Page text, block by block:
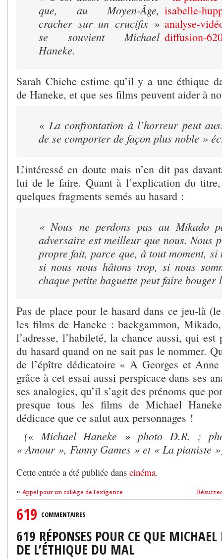
que, au Moyen-Âge,
cracher sur un crucifix »
se souvient Michael
Haneke.
Sarah Chiche estime qu’il y a une éthique
de Haneke, et que ses films peuvent aider à
« La confrontation à l’horreur peut
de se comporter de façon plus noble »
L’intéressé en doute mais n’en dit pas
lui de le faire. Quant à l’explication du
quelques fragments semés au hasard :
« Nous ne perdons pas au Mikado
adversaire est meilleur que nous. Nous
propre fait, parce que, à tout moment, si
si nous nous hâtons trop, si nous
chaque petite baguette peut faire bouger
Pas de place pour le hasard dans ce jeu-là
les films de Haneke : backgammon,
l’adresse, l’habileté, la chance aussi, qui est
du hasard quand on ne sait pas le nommer.
de l’épître dédicatoire « A Georges et
grâce à cet essai aussi perspicace dans ses
ses analogies, qu’il s’agit des prénoms que
presque tous les films de Michael
dédicace que ce salut aux personnages !
(« Michael Haneke » photo D.R. ;
« Amour », Funny Games » et « La pianiste
Cette entrée a été publiée dans cinéma.
« Appel pour un collège de l’exigence
619 COMMENTAIRES
619 RÉPONSES POUR CE QUE
DE L’ÉTHIQUE DU MAL